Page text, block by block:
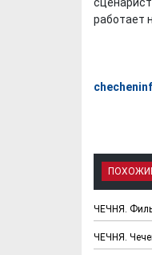
работает
ЧЕЧНЯ.
ЧЕЧНЯ.
Х.